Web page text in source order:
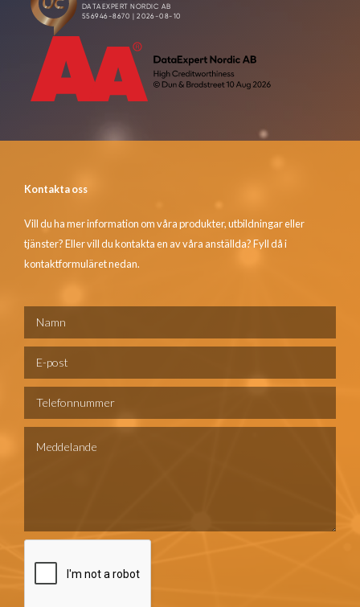
Kontakta oss
Vill du ha mer information om våra produkter, utbildningar eller
tjänster? Eller vill du kontakta en av våra anställda? Fyll då i
kontaktformuläret nedan.